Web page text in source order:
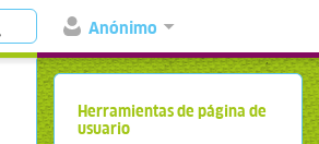
Anónimo
Herramientas de página de
usuario